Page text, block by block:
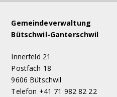
Gemeindeverwaltung
Bütschwil-Ganterschwil
Innerfeld 21
Postfach 18
9606 Bütschwil
Telefon +41 71 982 82 22